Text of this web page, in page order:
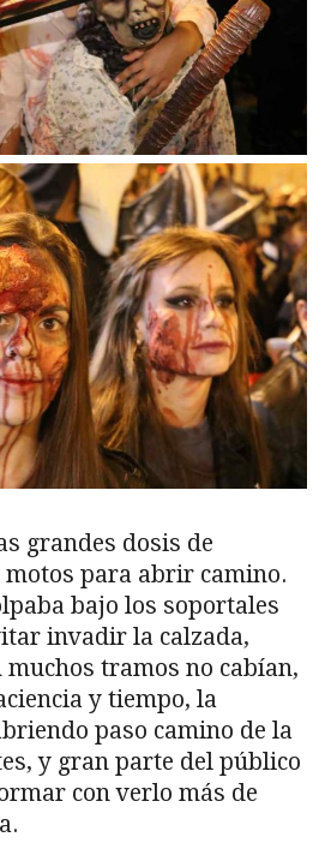
grandes dosis de
motos para abrir camino.
bajo los soportales
invadir la calzada,
muchos tramos no cabían,
y tiempo, la
paso camino de la
y gran parte del público
con verlo más de